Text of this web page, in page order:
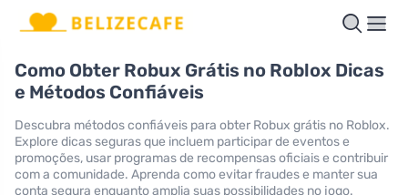
Como Obter Robux Grátis no Roblox Dicas
e Métodos Confiáveis
Descubra métodos confiáveis para obter Robux grátis no Roblox.
Explore dicas seguras que incluem participar de eventos e
promoções, usar programas de recompensas oficiais e contribuir
com a comunidade. Aprenda como evitar fraudes e manter sua
conta segura enquanto amplia suas possibilidades no jogo.